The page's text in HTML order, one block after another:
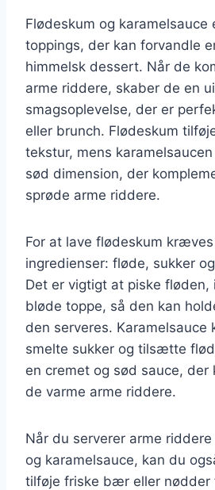
Flødeskum og karamelsauce
toppings, der kan forvandle
himmelsk dessert. Når de
arme riddere, skaber de en
smagsoplevelse, der er
eller brunch. Flødeskum
tekstur, mens
sød dimension, der
sprøde arme riddere.
For at lave flødeskum
ingredienser: fløde, sukker
Det er vigtigt at piske
bløde toppe, så den kan
den serveres. Karamelsauce
smelte sukker og tilsætte
en cremet og sød sauce,
de varme arme riddere.
Når du serverer arme
og karamelsauce, kan du
tilføje friske bær eller nødder